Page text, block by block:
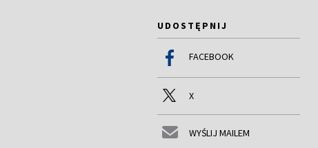
UDOSTĘPNIJ
FACEBOOK
X
WYŚLIJ MAILEM